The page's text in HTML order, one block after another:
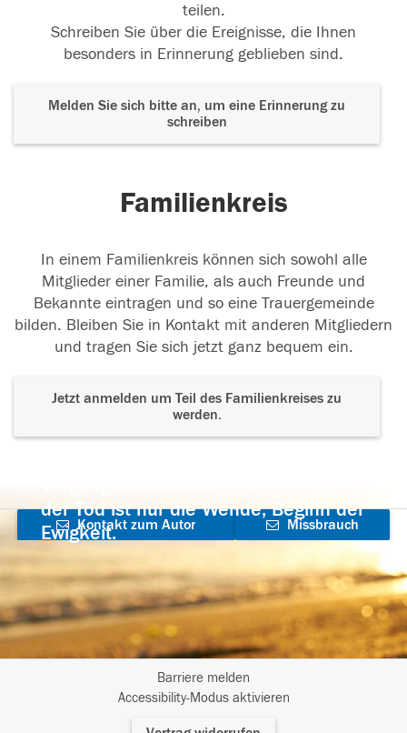
teilen.
Schreiben Sie über die Ereignisse, die Ihnen
besonders in Erinnerung geblieben sind.
Melden Sie sich bitte an, um eine Erinnerung zu
schreiben
Familienkreis
In einem Familienkreis können sich sowohl alle
Mitglieder einer Familie, als auch Freunde und
Bekannte eintragen und so eine Trauergemeinde
bilden. Bleiben Sie in Kontakt mit anderen Mitgliedern
und tragen Sie sich jetzt ganz bequem ein.
Jetzt anmelden um Teil des Familienkreises zu
werden.
der Tod ist nur die Wende, Beginn der
Ewigkeit.
Kontakt zum Autor
aufnehmen
Missbrauch
Barriere melden
Accessibility-Modus aktivieren